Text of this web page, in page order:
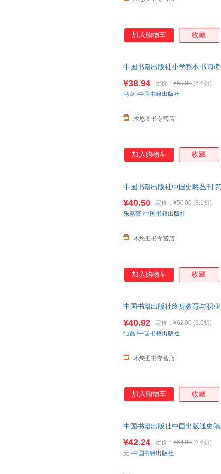
加入购物车 收藏
中国书籍出版社小学整本书阅
¥38.94 定价： ¥59.00 (6.6折)
木悠图书专营店
马蔷 /中国书籍出版社
加入购物车 收藏
中国书籍出版社中国史略丛刊.
¥40.50 定价： ¥50.00 (8.1折)
木悠图书专营店
乐嘉藻 /中国书籍出版社
加入购物车 收藏
中国书籍出版社终身教育与职
¥40.92 定价： ¥62.00 (6.6折)
木悠图书专营店
陆磊 /中国书籍出版社
加入购物车 收藏
中国书籍出版社中国出版通史
¥42.24 定价： ¥64.00 (6.6折)
无 /中国书籍出版社